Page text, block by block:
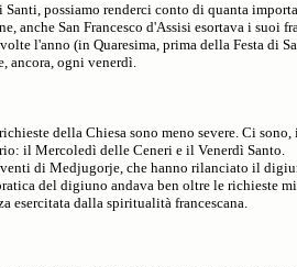
possiamo renderci conto di quanta
anche San Francesco d'Assisi esortava i suoi
l'anno (in Quaresima, prima della Festa di
ancora, ogni venerdì.
della Chiesa sono meno severe. Ci
il Mercoledì delle Ceneri e il Venerdì Santo.
di Medjugorje, che hanno rilanciato il
del digiuno andava ben oltre le richieste
esercitata dalla spiritualità francescana.